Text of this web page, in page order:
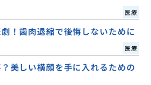
医療
！歯肉退縮で後悔しないために
医療
美しい横顔を手に入れるための